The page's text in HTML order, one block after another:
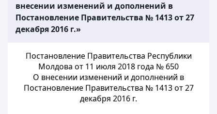
внесении изменений и дополнений в
Постановление Правительства № 1413 от 27
декабря 2016 г.»
Постановление Правительства Республики
Молдова от 11 июля 2018 года № 650
О внесении изменений и дополнений в
Постановление Правительства № 1413 от 27
декабря 2016 г.